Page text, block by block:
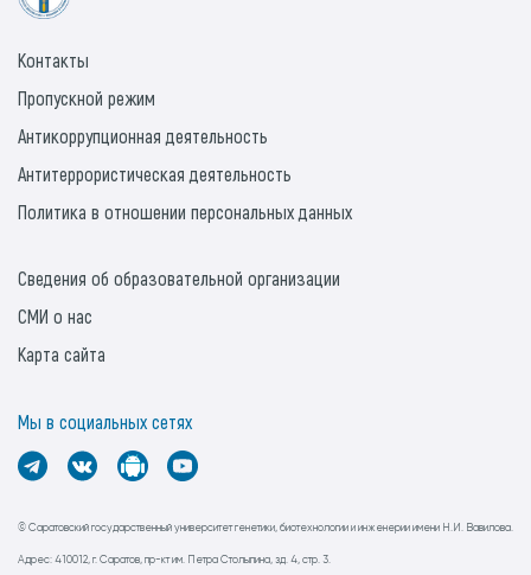
© Саратовский государственный университет генетики, биотехнологии и инженерии имени Н.И. Вавилова.
Адрес: 410012, г. Саратов, пр-кт им. Петра Столыпина, зд. 4, стр. 3.
Контакты
Пропускной режим
Антикоррупционная деятельность
Антитеррористическая деятельность
Политика в отношении персональных данных
Сведения об образовательной организации
СМИ о нас
Карта сайта
Мы в социальных сетях